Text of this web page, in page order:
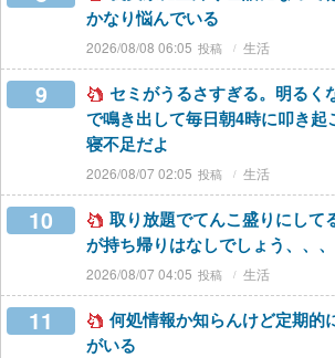
かなり悩んでいる
2026/08/08 06:05 生活
9
セミがうるさすぎる。明るく
で鳴き出して毎日朝4時に叩き起
寝不足だよ
2026/08/07 02:05 生活
10
取り放題でてんこ盛りにして
が持ち帰りはなしでしょう、、、
2026/08/07 04:05 生活
11
何処情報か知らんけど定期的
がいる